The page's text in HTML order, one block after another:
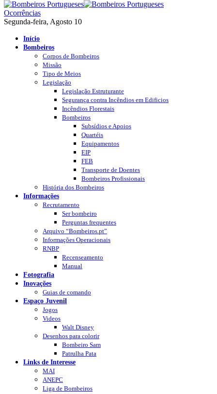
Ocorrências
Segunda-feira, Agosto 10
Início
Bombeiros
Corpos de Bombeiros
Missão
Tipo de Meios
Legislação
Legislação Estruturante
Segurança contra Incêndios em Edificios
Incêndios Florestais
Bombeiros
Subsídios e Apoios
Quartéis
Equipamentos
EIP
FEB
Transporte de Doentes
Bombeiros Profissionais
História dos Bombeiros
Informações
Recrutamento
Ser bombeiro
Perguntas frequentes
Arquivo “Bombeiros.pt”
Informações Operacionais
RNBP
Recenseamento
Manual
Fotografia
Inovações
Guias de comando
Espaço Juvenil
Jogos
Videos
Walt Disney
Desenhos para colorir
Bombeiro Sam
Patrulha Pata
Links de Interesse
MAI
ANEPC
Liga de Bombeiros